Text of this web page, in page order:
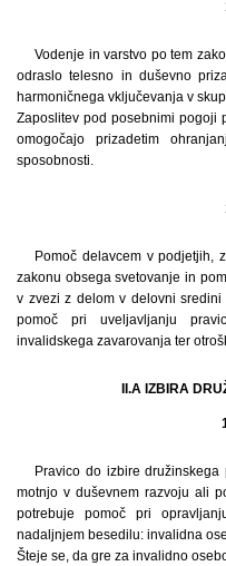
Vodenje in varstvo po tem
odraslo telesno in duševno
harmoničnega vključevanja v
Zaposlitev pod posebnimi pogoji
omogočajo prizadetim
sposobnosti.
Pomoč delavcem v podjetjih,
zakonu obsega svetovanje in
v zvezi z delom v delovni
pomoč pri uveljavljanju
invalidskega zavarovanja ter
II.A IZBIRA
Pravico do izbire
motnjo v duševnem razvoju ali
potrebuje pomoč pri
nadaljnjem besedilu: invalidna
Šteje se, da gre za invalidno